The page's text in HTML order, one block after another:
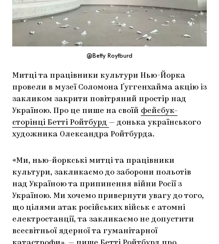
@Betty Roytburd
Митці та працівники культури Нью-Йорка
провели в музеї Соломона Ґуггенхайма акцію із
закликом закрити повітряний простір над
Україною. Про це пише на своїй фейсбук-
сторінці Бетті Ройтбурд — донька українського
художника Олександра Ройтбурда.
«Ми, нью-йоркські митці та працівники
культури, закликаємо до заборони польотів
над Україною та припинення війни Росії з
Україною. Ми хочемо привернути увагу до того,
що цілями атак російських військ є атомні
електростанції, та закликаємо не допустити
всесвітньої ядерної та гуманітарної